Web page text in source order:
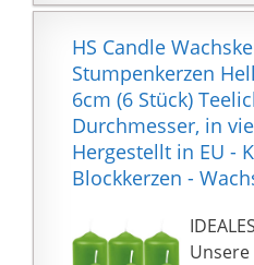
HS Candle
Stumpenkerzen
6cm (6 Stück)
Durchmesser, in
Hergestellt in EU -
Blockkerzen -
Unsere